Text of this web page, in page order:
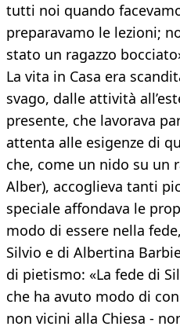
tutti noi quando
preparavamo le lezioni;
stato un ragazzo
La vita in Casa era
svago, dalle attività
presente, che lavorava
attenta alle esigenze di
che, come un nido su un
Alber), accoglieva tanti
speciale affondava le
modo di essere nella
Silvio e di Albertina
di pietismo: «La fede di
che ha avuto modo di
non vicini alla Chiesa -